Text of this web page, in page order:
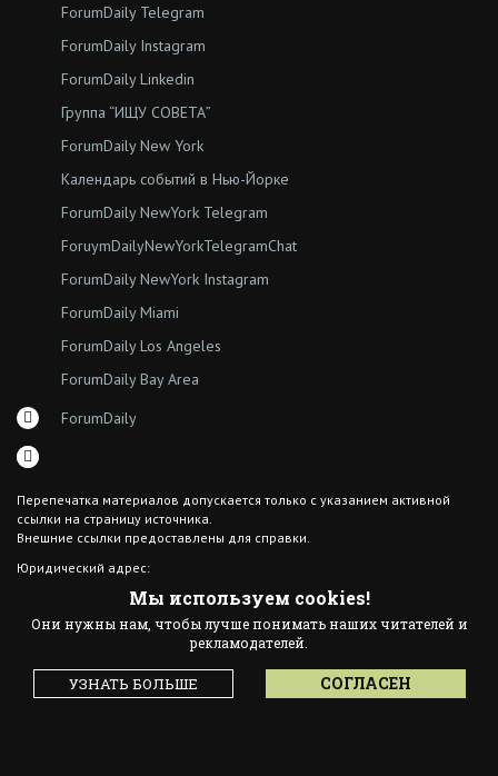
ForumDaily Telegram
ForumDaily Instagram
ForumDaily Linkedin
Группа “ИЩУ СОВЕТА”
ForumDaily New York
Календарь событий в Нью-Йорке
ForumDaily NewYork Telegram
ForuymDailyNewYorkTelegramChat
ForumDaily NewYork Instagram
ForumDaily Miami
ForumDaily Los Angeles
ForumDaily Bay Area
ForumDaily
Перепечатка материалов допускается только с указанием активной
ссылки на страницу источника.
Внешние ссылки предоставлены для справки.
Юридический адрес:
Brooklyn NY 11204
© 2015 ForumDaily inc.
Designed By иskra*
Мы используем cookies!
Они нужны нам, чтобы лучше понимать наших читателей и
рекламодателей.
УЗНАТЬ БОЛЬШЕ СОГЛАСЕН